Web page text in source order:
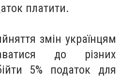
платити.
змін українцям
до різних
5% податок для